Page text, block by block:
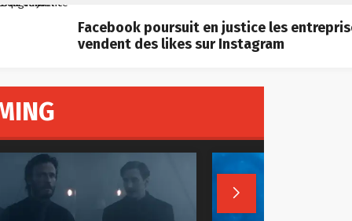
Facebook poursuit en justice les
vendent des likes sur Instagram
